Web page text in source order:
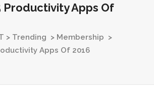
Productivity Apps Of
> Trending > Membership >
Apps Of 2016